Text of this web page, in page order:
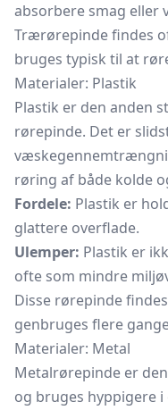
absorbere smag eller
Trærørepinde findes
bruges typisk til at
Materialer: Plastik
Plastik er den anden
rørepinde. Det er
røring af både kolde
Fordele: Plastik er
glattere overflade.
Ulemper: Plastik er
ofte som mindre
Disse rørepinde
genbruges flere
Materialer: Metal
Metalrørepinde er
og bruges hyppigere